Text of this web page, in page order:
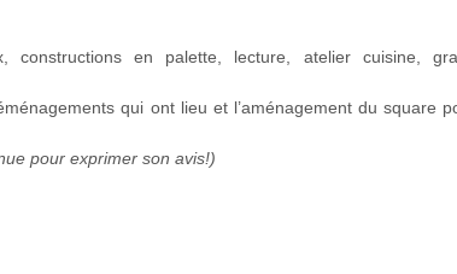
constructions en palette, lecture, atelier cuisine,
qui ont lieu et l’aménagement du square
pour exprimer son avis!)